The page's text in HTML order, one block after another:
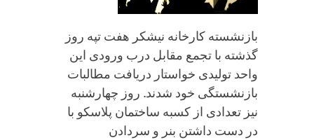
بازنشسته کارخانه نیشکر هفت تپه روز
گذشته با تجمع مقابل درب ورودی این
واحد تولیدی خواستار دریافت مطالبات
بازنشستگی خود شدند. روز چهارشنبه
نیز تعدادی از کسبه ساختمان پلاسکو با
در دست داشتن بنر و سردادن